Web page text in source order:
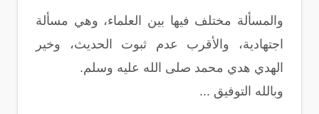
والمسألة مختلف فيها بين العلماء، وهي مسألة
اجتهادية، والأقرب عدم ثبوت الحديث، وخير
الهدي هدي محمد صلى الله عليه وسلم.
وبالله التوفيق ...